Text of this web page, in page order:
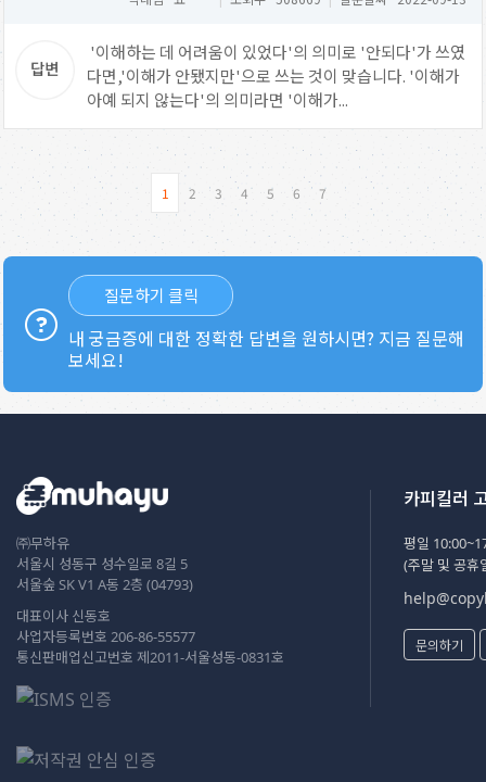
'이해하는 데 어려움이 있었다'의 의미로 '안되다'가 쓰였
다면,'이해가 안됐지만'으로 쓰는 것이 맞습니다. '이해가
아예 되지 않는다'의 의미라면 '이해가...
1 2 3 4 5 6 7
질문하기 클릭
내 궁금증에 대한 정확한 답변을 원하시면? 지금 질문해
보세요!
㈜무하유
서울시 성동구 성수일로 8길 5
서울숲 SK V1 A동 2층 (04793)
대표이사 신동호
사업자등록번호 206-86-55577
통신판매업신고번호 제2011-서울성동-0831호
카피킬러
평일
(주말 및 공휴
문의하기